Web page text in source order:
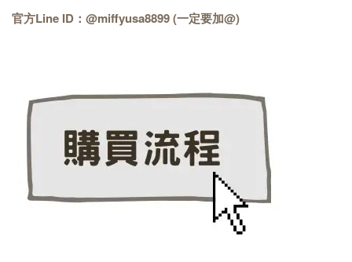
官方Line ID：@miffyusa8899 (一定要加@)